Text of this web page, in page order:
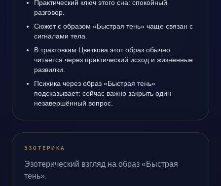
Практический ключ этого сна: спокойный
разговор.
Сюжет с образом «Быстрая тень» чаще связан с
сигналами тела.
В трактовкам Цветкова этот образ обычно
читается через практический исход и жизненные
развилки.
Психика через образ «Быстрая тень»
подсказывает: сейчас важно закрыть один
незавершённый вопрос.
ЭЗОТЕРИКА
Эзотерический взгляд на образ «Быстрая
тень».